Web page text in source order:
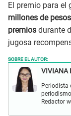
El premio para el
millones de
premios durante
jugosa
SOBRE EL AUTOR:
VIVIANA
Periodista
Redactor